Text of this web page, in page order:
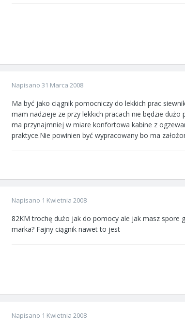
Napisano 31 Marca 2008
Ma być jako ciągnik pomocniczy do lekkich prac
mam nadzieje ze przy lekkich pracach nie będzie dużo
ma przynajmniej w miare konfortowa kabine z
praktyce.Nie powinien być wypracowany bo ma
Napisano 1 Kwietnia 2008
82KM trochę dużo jak do pomocy ale jak masz spore
marka? Fajny ciągnik nawet to jest
Napisano 1 Kwietnia 2008